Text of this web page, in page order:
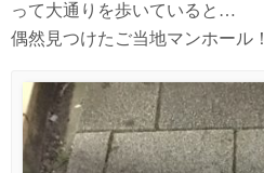
って大通りを歩いていると…
偶然見つけたご当地マンホール！